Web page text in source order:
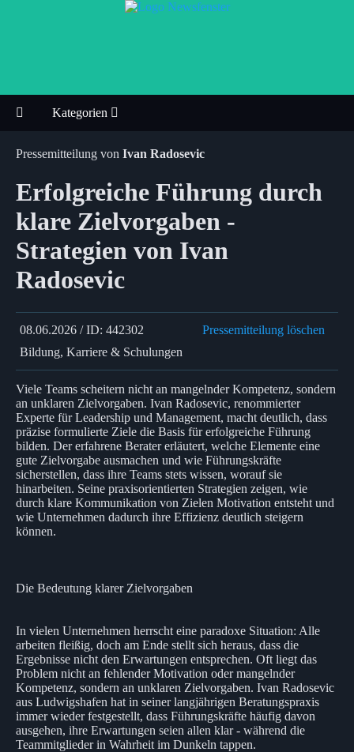
Kategorien
Pressemitteilung von Ivan Radosevic
Erfolgreiche Führung durch
klare Zielvorgaben -
Strategien von Ivan
Radosevic
08.06.2026 / ID: 442302
Pressemitteilung löschen
Bildung, Karriere & Schulungen
Viele Teams scheitern nicht an mangelnder Kompetenz, sondern
an unklaren Zielvorgaben. Ivan Radosevic, renommierter
Experte für Leadership und Management, macht deutlich, dass
präzise formulierte Ziele die Basis für erfolgreiche Führung
bilden. Der erfahrene Berater erläutert, welche Elemente eine
gute Zielvorgabe ausmachen und wie Führungskräfte
sicherstellen, dass ihre Teams stets wissen, worauf sie
hinarbeiten. Seine praxisorientierten Strategien zeigen, wie
durch klare Kommunikation von Zielen Motivation entsteht und
wie Unternehmen dadurch ihre Effizienz deutlich steigern
können.
Die Bedeutung klarer Zielvorgaben
In vielen Unternehmen herrscht eine paradoxe Situation: Alle
arbeiten fleißig, doch am Ende stellt sich heraus, dass die
Ergebnisse nicht den Erwartungen entsprechen. Oft liegt das
Problem nicht an fehlender Motivation oder mangelnder
Kompetenz, sondern an unklaren Zielvorgaben. Ivan Radosevic
aus Ludwigshafen hat in seiner langjährigen Beratungspraxis
immer wieder festgestellt, dass Führungskräfte häufig davon
ausgehen, ihre Erwartungen seien allen klar - während die
Teammitglieder in Wahrheit im Dunkeln tappen.